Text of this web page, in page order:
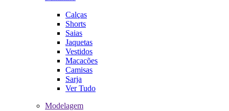
Calças
Shorts
Saias
Jaquetas
Vestidos
Macacões
Camisas
Sarja
Ver Tudo
Modelagem